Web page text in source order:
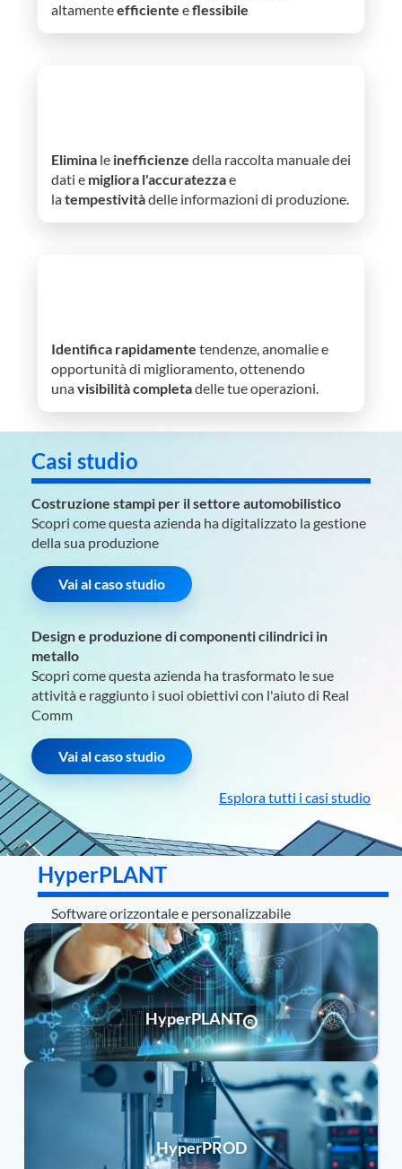
altamenteefficiente eflessibile
Eliminale inefficienze della raccolta manuale dei
dati e migliora l'accuratezzae
latempestivitàdelle informazioni di produzione.
Identifica rapidamente tendenze, anomalie e
opportunità di miglioramento, ottenendo
unavisibilità completadelle tue operazioni.
Casi studio
Costruzione stampi per il settore automobilistico
Scopri come questa azienda ha digitalizzato la gestione
della sua produzione
Vai al caso studio
Design e produzione di componenti cilindrici in
metallo
Scopri come questa azienda ha trasformato le sue
attività e raggiunto i suoi obiettivi con l'aiuto di Real
Comm
Vai al caso studio
Esplora tutti i casi studio
HyperPLANT
Software orizzontale e personalizzabile
HyperPLANT
HyperPROD